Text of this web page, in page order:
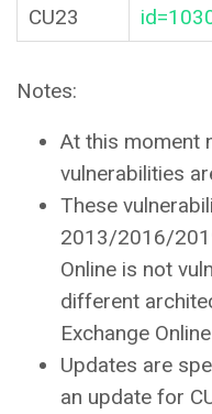
CU23
Notes:
At this moment
vulnerabilities
These
2013/2016/
Online is not
different
Exchange
Updates are
an update for